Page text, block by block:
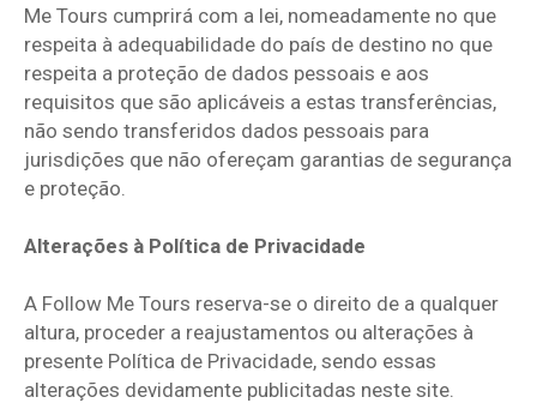
Me Tours cumprirá com a lei, nomeadamente no que
respeita à adequabilidade do país de destino no que
respeita a proteção de dados pessoais e aos
requisitos que são aplicáveis a estas transferências,
não sendo transferidos dados pessoais para
jurisdições que não ofereçam garantias de segurança
e proteção.
Alterações à Política de Privacidade
A Follow Me Tours reserva-se o direito de a qualquer
altura, proceder a reajustamentos ou alterações à
presente Política de Privacidade, sendo essas
alterações devidamente publicitadas neste site.